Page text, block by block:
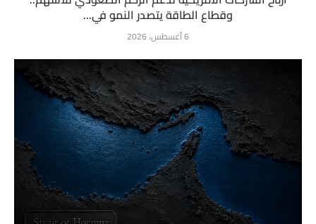
وقطاع الطاقة يتصدر النمو في...
6 أغسطس، 2026